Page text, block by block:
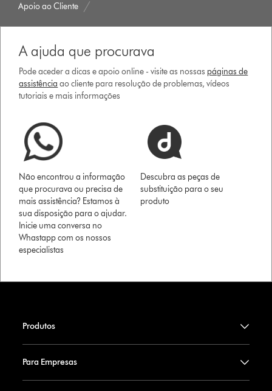
Apoio ao Cliente
A ajuda que procurava
Pode aceder a dicas e apoio online - visite as nossas páginas de
assistência ao cliente para resolução de problemas, vídeos
tutoriais e mais informações
Não encontrou a informação
que procurava ou precisa de
mais assistência? Estamos à
sua disposição para o ajudar.
Inicie uma conversa no
Whastapp com os nossos
especialistas
Descubra as peças de
substituição para o seu
produto
Produtos
Para Empresas